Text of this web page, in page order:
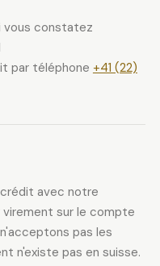
vous constatez
par téléphone +41 (22)
avec notre
virement sur le compte
pas les
n'existe pas en suisse.